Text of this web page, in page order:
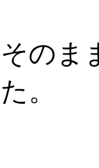
のま
。